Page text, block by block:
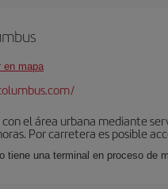
en mapa
el área urbana mediante
Por carretera es posible
tiene una terminal en proceso de